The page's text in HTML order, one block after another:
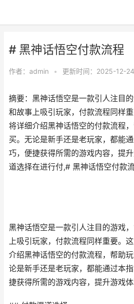
# 黑神话悟空付款流程
作者： admin • 更新时间：2025-12-24
摘要：黑神话悟空是一款引人注目
和故事上吸引玩家，付款流程同样
将详细介绍黑神话悟空的付款流程
买。无论是新手还是老玩家，都能
巧，便捷获得所需的游戏内容，提
道选择在进行付,# 黑神话悟空付款
黑神话悟空是一款引人注目的游戏
上吸引玩家，付款流程同样重要。
介绍黑神话悟空的付款流程，帮助
论是新手还是老玩家，都能通过本
捷获得所需的游戏内容，提升游戏体